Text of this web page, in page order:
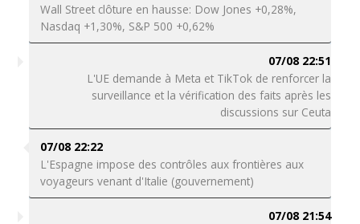
Wall Street clôture en hausse: Dow Jones +0,28%,
Nasdaq +1,30%, S&P 500 +0,62%
07/08 22:51
L'UE demande à Meta et TikTok de renforcer la
surveillance et la vérification des faits après les
discussions sur Ceuta
07/08 22:22
L'Espagne impose des contrôles aux frontières aux
voyageurs venant d'Italie (gouvernement)
07/08 21:54